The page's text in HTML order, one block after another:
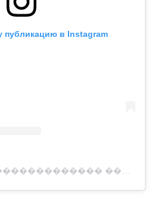
публикацию в Instagram